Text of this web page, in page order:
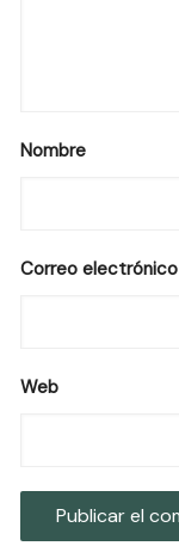
Nombre
Correo electrónico
Web